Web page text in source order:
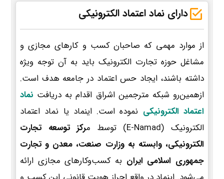
دارای نماد اعتماد الکترونیکی
از موارد مهمی که صاحبان کسب و کارهای مجازی و
مشاغل حوزه تجارت الکترونیک باید به آن توجه ویژه
داشته باشند، ایجاد حس اعتماد در جامعه هدف است.
ازهمین‌رو شبکه مترجمین اشراق اقدام به دریافت نماد
اعتماد الکترونیکی نموده است. اینماد یا نماد اعتماد
الکترونیک (E-Namad) توسط م
رکز توسعه تجارت
الکترونیکی، وابسته به وزارت صنعت، معدن و تجارت
جمهوری اسلامی ایران به کسب‌وکارهای مجازی ارائه